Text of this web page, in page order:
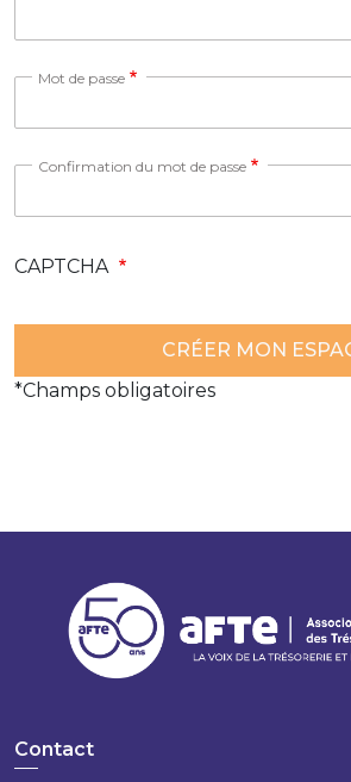
Mot de passe
Confirmation du mot de passe
CAPTCHA
*Champs obligatoires
Contact